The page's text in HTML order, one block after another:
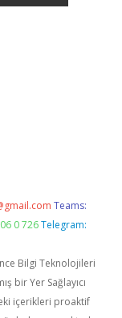
Teams:
0 726 Telegram:
Bilgi Teknolojileri
bir Yer Sağlayıcı
içerikleri proaktif